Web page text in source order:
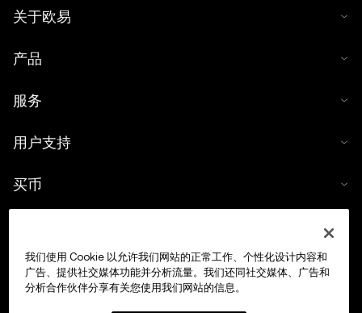
关于欧易
产品
服务
用户支持
买币
交易
我们使用 Cookie 以允许我们网站的正常工作、个性化设计内容和
广告、提供社交媒体功能并分析流量。我们还同社交媒体、广告和
分析合作伙伴分享有关您使用我们网站的信息。